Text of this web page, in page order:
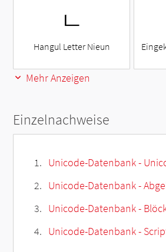
ㄴ
Hangul Letter Nieun
Mehr Anzeigen
Einzelnachweise
Unicode-Datenbank -
Unicode-Datenbank -
Unicode-Datenbank -
Unicode-Datenbank -